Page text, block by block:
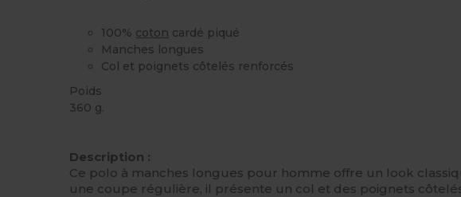
100% coton cardé piqué
Manches longues
Col et poignets côtelés renforcés
Poids
360 g.
Description :
Ce polo à manches longues pour homme offre un look
une coupe régulière, il présente un col et des poignets